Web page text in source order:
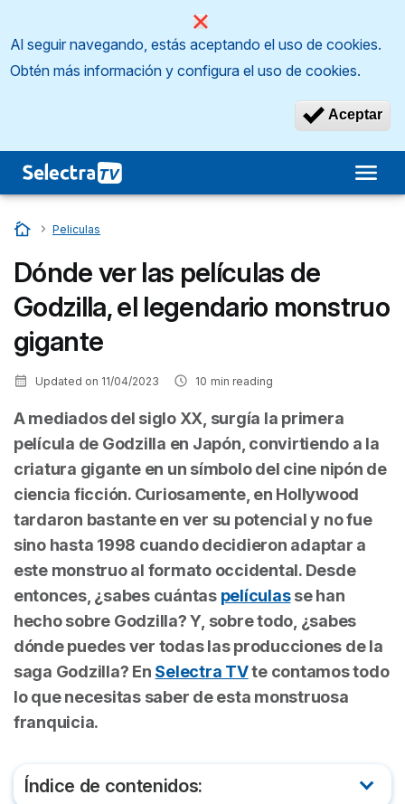
Al seguir navegando, estás aceptando el uso de cookies.
Obtén más información y configura el uso de cookies.
Aceptar
Inicio
…
Peliculas
Dónde ver las películas de
Godzilla, el legendario monstruo
gigante
Updated on 11/04/2023 10 min reading
A mediados del siglo XX, surgía la primera
película de Godzilla en Japón, convirtiendo a la
criatura gigante en un símbolo del cine nipón de
ciencia ficción. Curiosamente, en Hollywood
tardaron bastante en ver su potencial y no fue
sino hasta 1998 cuando decidieron adaptar a
este monstruo al formato occidental. Desde
entonces, ¿sabes cuántas películasse han
hecho sobre Godzilla? Y, sobre todo, ¿sabes
dónde puedes ver todas las producciones de la
saga Godzilla? En Selectra TVte contamos todo
lo que necesitas saber de esta monstruosa
franquicia.
Índice de contenidos: